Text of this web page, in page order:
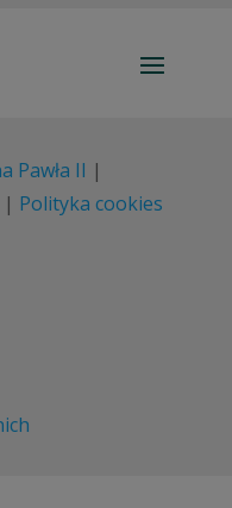
Pawła II |
| Polityka cookies